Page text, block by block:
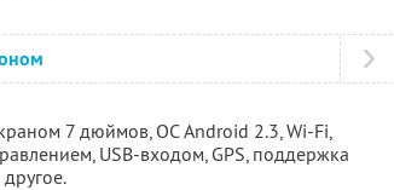
7 дюймов, ОС Android 2.3, Wi-Fi,
USB-входом, GPS, поддержка